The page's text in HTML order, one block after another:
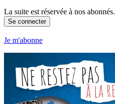
La suite est réservée à nos abonnés.
Se connecter
Je m'abonne